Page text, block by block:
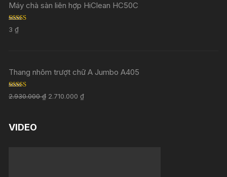
Máy chà sàn liên hợp HiClean HC50C
Rated
out of 5
3₫
Thang nhôm trượt chữ A Jumbo A405
Rated 5.00
out of 5
2.930.000₫ 2.710.000₫
VIDEO